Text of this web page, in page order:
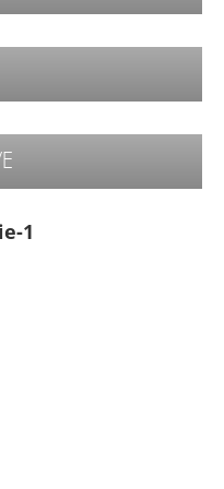
1